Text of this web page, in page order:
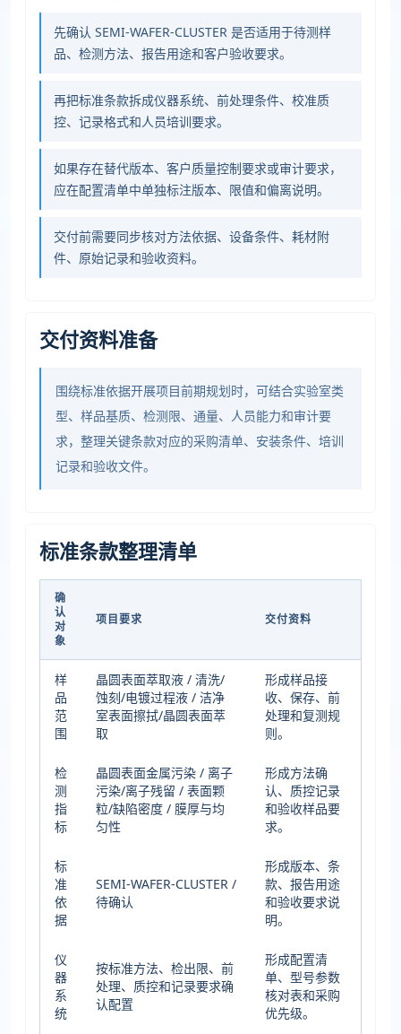
先确认 SEMI-WAFER-CLUSTER 是否适用于待测样
品、检测方法、报告用途和客户验收要求。
再把标准条款拆成仪器系统、前处理条件、校准质
控、记录格式和人员培训要求。
如果存在替代版本、客户质量控制要求或审计要求，
应在配置清单中单独标注版本、限值和偏离说明。
交付前需要同步核对方法依据、设备条件、耗材附
件、原始记录和验收资料。
交付资料准备
围绕标准依据开展项目前期规划时，可结合实验室类
型、样品基质、检测限、通量、人员能力和审计要
求，整理关键条款对应的采购清单、安装条件、培训
记录和验收文件。
标准条款整理清单
确
认
对
象
项目要求 交付资料
样
品
范
围
晶圆表面萃取液 / 清洗/
蚀刻/电镀过程液 / 洁净
室表面擦拭/晶圆表面萃
取
形成样品接
收、保存、前
处理和复测规
则。
检
测
指
标
晶圆表面金属污染 / 离子
污染/离子残留 / 表面颗
粒/缺陷密度 / 膜厚与均
匀性
形成方法确
认、质控记录
和验收样品要
求。
标
准
依
据
SEMI-WAFER-CLUSTER /
待确认
形成版本、条
款、报告用途
和验收要求说
明。
仪
器
系
统
按标准方法、检出限、前
处理、质控和记录要求确
认配置
形成配置清
单、型号参数
核对表和采购
优先级。